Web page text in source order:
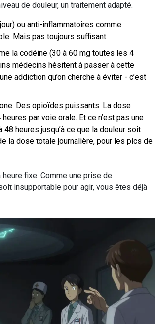
de douleur, un traitement adapté.
ou anti-inflammatoires comme
Mais pas toujours suffisant.
la codéine (30 à 60 mg toutes les 4
médecins hésitent à passer à cette
addiction qu’on cherche à éviter - c’est
Des opioïdes puissants. La dose
par voie orale. Et ce n’est pas une
heures jusqu’à ce que la douleur soit
la dose totale journalière, pour les pics de
fixe. Comme une prise de
insupportable pour agir, vous êtes déjà